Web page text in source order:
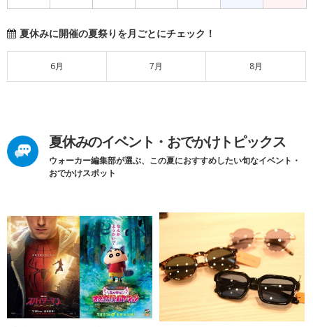
夏休みに開催の夏祭りを月ごとにチェック！
6月 7月 8月
夏休みのイベント・おでかけトピックス
ウォーカー編集部が選ぶ、この夏におすすめしたい旬なイベント・
おでかけスポット